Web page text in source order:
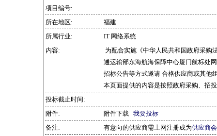
项目编号:
所在地区:
福建
所属行业:
IT 网络系统
内容:
为配合实施《中华人民共和国政府采购
通运输部东海航海保障中心厦门航标处
招标公告等方式邀请 合格供应商或其他
本页面提供的内容是按照政府采购、招
投标截止时间:
附件:
附件下载 我要投标
备注:
有意向的供应商需上网注册成为供应商